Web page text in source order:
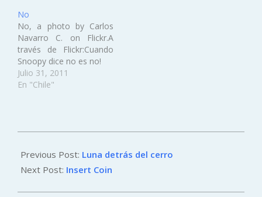
panfleto nunca.Ni uno ni
lo otro..., a photo by
Carlos Navarro C. on
Flickr.A través de
Flickr:Amén.Globos
armados, a photo by
Carlos Navarro…
No
No, a photo by Carlos
Navarro C. on Flickr.A
través de Flickr:Cuando
Snoopy dice no es no!
Julio 31, 2011
En "Chile"
03-
24
Previous Post: Luna detrás del cerro
Next Post: Insert Coin